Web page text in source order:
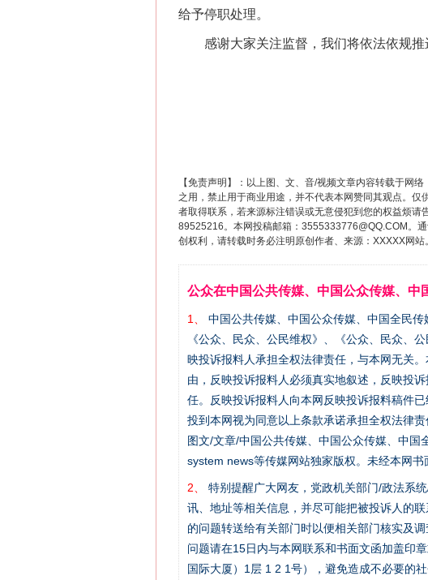
给予停职处理。
感谢大家关注监督，我们将依法依规推
【免责声明】：以上图、文、音/视频文章内容转载于网
之用，禁止用于商业用途，并不代表本网赞同其观点。
者取得联系，若来源标注错误或无意侵犯到您的权益烦
89525216。本网投稿邮箱：3555333776@QQ.COM。
创权利，请转载时务必注明原创作者、来源：XXXXX网站。
公众在中国公共传媒、中国公众传媒、中
1、
中国公共传媒、中国公众传媒、中国全民
《公众、民众、公民维权》、《公众、民众、
映投诉报料人承担全权法律责任，与本网无关
由，反映投诉报料人必须真实地叙述，反映投
任。反映投诉报料人向本网反映投诉报料稿件
投到本网视为同意以上条款承诺承担全权法律
图文/文章/中国公共传媒、中国公众传媒、中
system news等传媒网站独家版权。未经本网
2、
特别提醒广大网友，党政机关部门/政法系
讯、地址等相关信息，并尽可能把被投诉人的
的问题转送给有关部门时以便相关部门核实及
问题请在15日内与本网联系和书面文函加盖印
国际大厦）1层 1 2 1号），避免造成不必要的